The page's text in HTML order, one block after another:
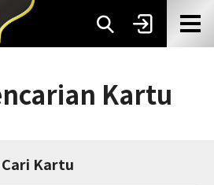
Kartu
Cari Kartu